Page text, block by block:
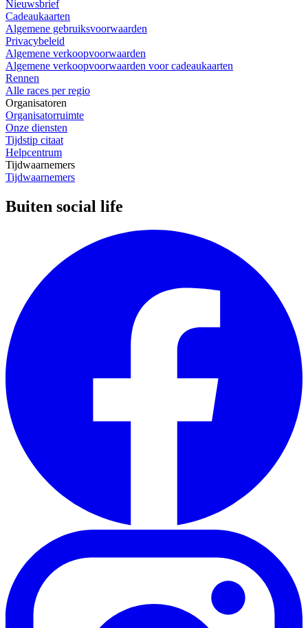
Nieuwsbrief
Cadeaukaarten
Algemene gebruiksvoorwaarden
Privacybeleid
Algemene verkoopvoorwaarden
Algemene verkoopvoorwaarden voor cadeaukaarten
Rennen
Alle races per regio
Organisatoren
Organisatorruimte
Onze diensten
Tijdstip citaat
Helpcentrum
Tijdwaarnemers
Tijdwaarnemers
Buiten social life